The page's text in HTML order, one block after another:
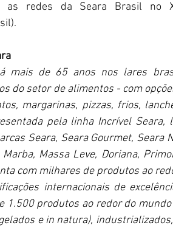
as redes da Seara Brasil no
mais de 65 anos nos lares
do setor de alimentos - com
margarinas, pizzas, frios,
pela linha Incrível
Seara, Seara Gourmet, Seara
Marba, Massa Leve, Doriana,
com milhares de produtos ao
internacionais de
1.500 produtos ao redor do
e in natura),